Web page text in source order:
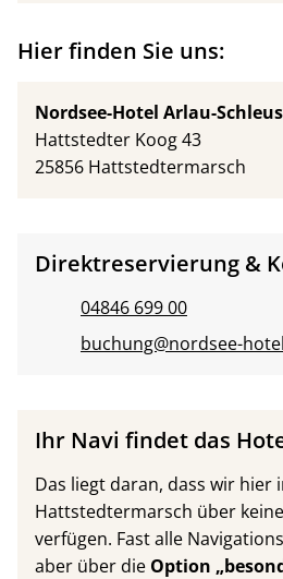
Hier finden Sie uns:
Nordsee-Hotel Arlau-
Hattstedter Koog 43
25856 Hattstedtermarsch
Direktreservierung &
04846 699 00
buchung@nordsee-
Ihr Navi findet das
Das liegt daran, dass wir hier
Hattstedtermarsch über
verfügen. Fast alle
aber über die Option